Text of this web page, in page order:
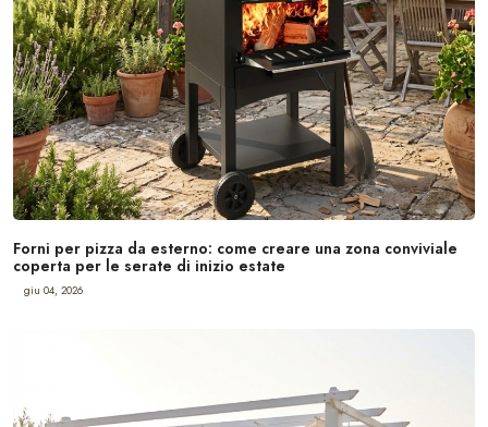
Forni per pizza da esterno: come creare una zona conviviale
coperta per le serate di inizio estate
giu 04, 2026